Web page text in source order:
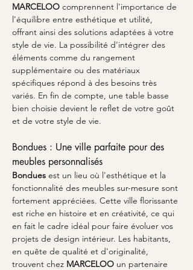
MARCELOO comprennent l'importance de
l'équilibre entre esthétique et utilité,
offrant ainsi des solutions adaptées à votre
style de vie. La possibilité d'intégrer des
éléments comme du rangement
supplémentaire ou des matériaux
spécifiques répond à des besoins très
variés. En fin de compte, une table basse
bien choisie devient le reflet de votre goût
et de votre style de vie.
Bondues : Une ville parfaite pour des
meubles personnalisés
Bondues est un lieu où l'esthétique et la
fonctionnalité des meubles sur-mesure sont
fortement appréciées. Cette ville florissante
est riche en histoire et en créativité, ce qui
en fait le cadre idéal pour faire évoluer vos
projets de design intérieur. Les habitants,
en quête de qualité et d'originalité,
trouvent chez MARCELOO un partenaire